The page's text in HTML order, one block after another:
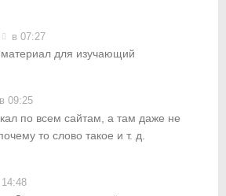
в 07:27
для изучающий
в 09:25
по всем сайтам, а там даже не
то слово такое и т. д.
14:48